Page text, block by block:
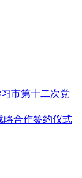
市第十二次党
略合作签约仪式